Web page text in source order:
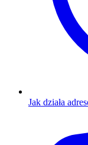
Jak działa